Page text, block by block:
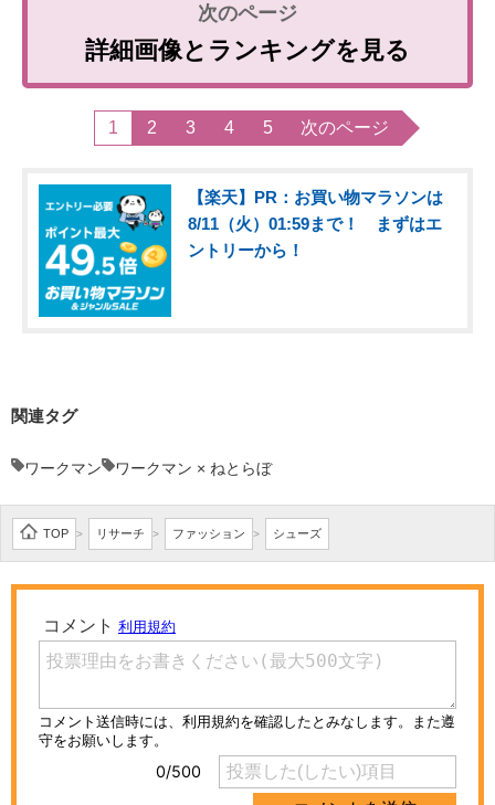
詳細画像とランキングを見る
1 2 3 4 5 次のページ
【楽天】PR：お買い物マラソンは
8/11（火）01:59まで！ まずはエ
ントリーから！
関連タグ
ワークマン ワークマン × ねとらぼ
TOP > リサーチ > ファッション > シューズ